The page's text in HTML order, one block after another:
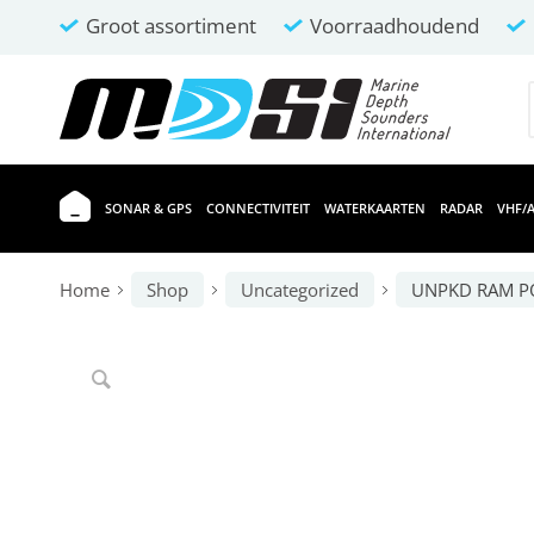
Groot assortiment Voorraadhoudend
SONAR & GPS CONNECTIVITEIT WATERKAARTEN RADAR VHF/
Home Shop Uncategorized UNPKD RAM